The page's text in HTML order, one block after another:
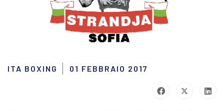
ITA BOXING 01 FEBBRAIO 2017